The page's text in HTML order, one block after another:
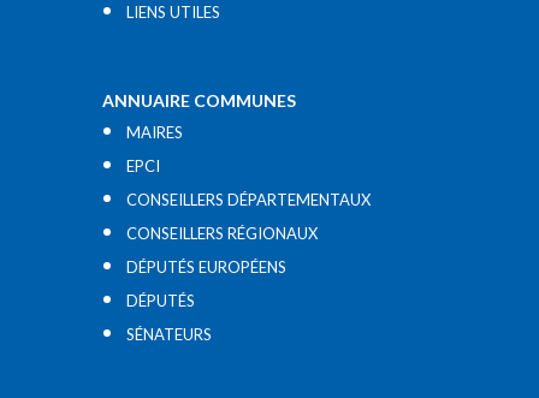
LIENS UTILES​
ANNUAIRE COMMUNES
MAIRES
EPCI
CONSEILLERS DÉPARTEMENTAUX
CONSEILLERS RÉGIONAUX
DÉPUTÉS EUROPÉENS
DÉPUTÉS
SÉNATEURS